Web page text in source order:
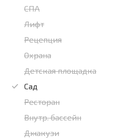
СПА
Лифт
Рецепция
Охрана
Детская площадка
Сад
Ресторан
Внутр. бассейн
Джакузи